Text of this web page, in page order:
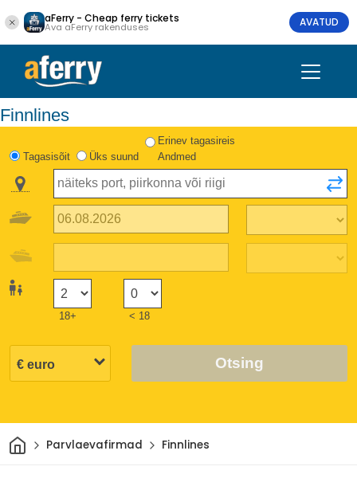
aFerry - Cheap ferry tickets
Ava aFerry rakenduses AVATUD
Finnlines
Tagasisõit Üks suund
Erinev tagasireis
Andmed
18+ < 18
Otsing
Avaleht
Parvlaevafirmad Finnlines